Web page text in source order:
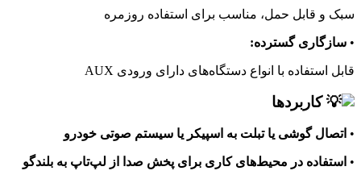
سبک و قابل حمل، مناسب برای استفاده روزمره
• سازگاری گسترده:
قابل استفاده با انواع دستگاه‌های دارای ورودی AUX
کاربردها
• اتصال گوشی یا تبلت به اسپیکر یا سیستم صوتی خودرو
• استفاده در محیط‌های کاری برای پخش صدا از لپ‌تاپ به بلندگو